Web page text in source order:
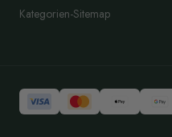
Kategorien-Sitemap